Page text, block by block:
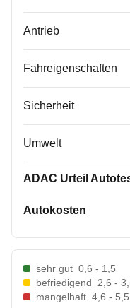
Antrieb
Fahreigenschaften
Sicherheit
Umwelt
ADAC Urteil
Autokosten
sehr gut 0,6 - 1,5
befriedigend
2,6 -
mangelhaft 4,6 - 5,5